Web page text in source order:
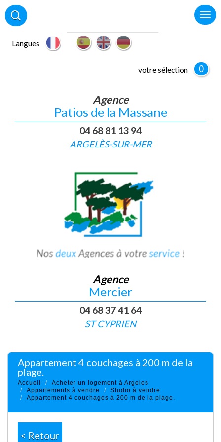
Langues
votre sélection 0
Agence
Patios de la Massane
04 68 81 13 94
ARGELÈS-SUR-MER
Agence
Mercier
04 68 37 41 64
ST CYPRIEN
appartement 4 couchages à 200 m de la
plage.
Accueil
Acheter un logement à Argeles
Appartements à vendre
Studio à vendre
Appartement 4 couchages à 200 m de la plage.
< Retour